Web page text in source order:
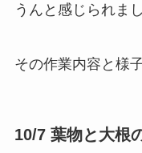
うんと感じられまし
その作業内容と様
10/7 葉物と大根